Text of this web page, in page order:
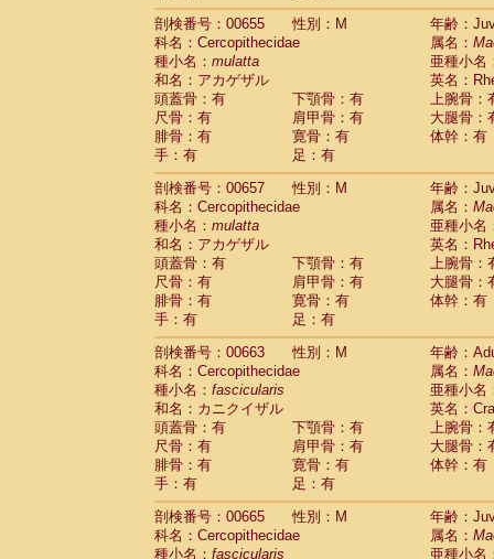
剖検番号：00655
性別：M
年齢：
科名：Cercopithecidae
属名：
種小名： mulatta
亜種小名
和名：アカゲザル
英名：
頭蓋骨：有
下顎骨：有
上腕骨：
尺骨：有
肩甲骨：有
大腿骨：
腓骨：有
寛骨：有
体幹：有
手：有
足：有
剖検番号：00657
性別：M
年齢：
科名：Cercopithecidae
属名：
種小名： mulatta
亜種小名
和名：アカゲザル
英名：
頭蓋骨：有
下顎骨：有
上腕骨：
尺骨：有
肩甲骨：有
大腿骨：
腓骨：有
寛骨：有
体幹：有
手：有
足：有
剖検番号：00663
性別：M
年齢：
科名：Cercopithecidae
属名：
種小名： fascicularis
亜種小名
和名：カニクイザル
英名：
頭蓋骨：有
下顎骨：有
上腕骨：
尺骨：有
肩甲骨：有
大腿骨：
腓骨：有
寛骨：有
体幹：有
手：有
足：有
剖検番号：00665
性別：M
年齢：
科名：Cercopithecidae
属名：
種小名： fascicularis 亜種小名